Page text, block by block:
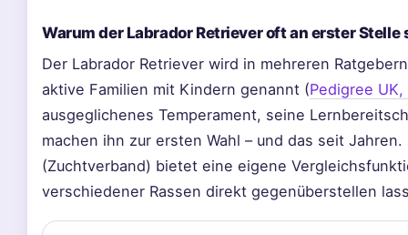
Warum der Labrador Retriever oft an erster Stelle
Der Labrador Retriever wird in mehreren
aktive Familien mit Kindern genannt (Pedigree
ausgeglichenes Temperament, seine
machen ihn zur ersten Wahl – und das seit
(Zuchtverband) bietet eine eigene
verschiedener Rassen direkt gegenüberstellen